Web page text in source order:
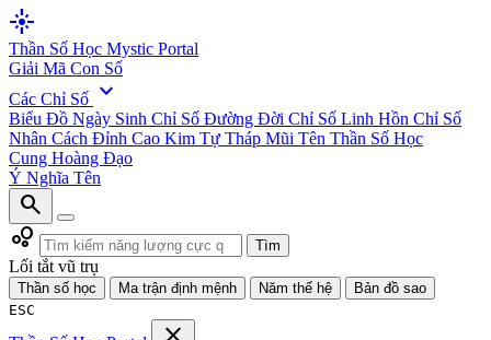
flare
Thần Số Học Mystic Portal
Giải Mã Con Số
Các Chỉ Số expand_more
Biểu Đồ Ngày Sinh Chỉ Số Đường Đời Chỉ Số Linh Hồn Chỉ Số
Nhân Cách Đỉnh Cao Kim Tự Tháp Mũi Tên Thần Số Học
Cung Hoàng Đạo
Ý Nghĩa Tên
search
bubble_chart
Tìm
Lối tắt vũ trụ
Thần số học Ma trận định mệnh Năm thế hệ
Bản đồ sao
ESC